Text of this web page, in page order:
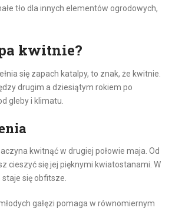
tło dla innych elementów ogrodowych,
kwitnie?
się zapach katalpy, to znak, że kwitnie.
drugim a dziesiątym rokiem po
gleby i klimatu.
kwitnąć w drugiej połowie maja. Od
cieszyć się jej pięknymi kwiatostanami. W
się obfitsze.
gałęzi pomaga w równomiernym